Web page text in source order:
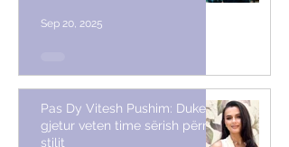
Sep 20, 2025
Pas Dy Vitesh Pushim: Duke
gjetur veten time sërish përmes
stilit